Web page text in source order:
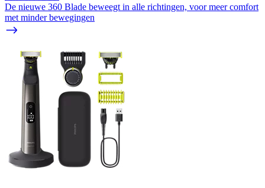
De nieuwe 360 Blade beweegt in alle richtingen, voor meer comfort
met minder bewegingen